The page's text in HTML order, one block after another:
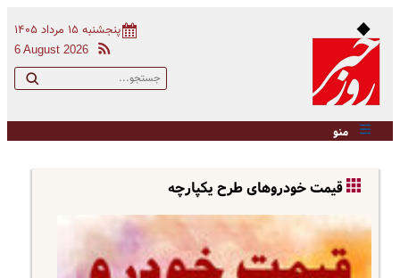
پنجشنبه ۱۵ مرداد ۱۴۰۵
6 August 2026
منو
قیمت خودروهای طرح یکپارچه